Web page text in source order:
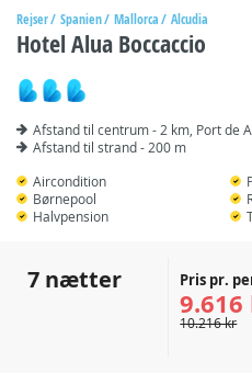
Rejser Spanien Mallorca Alcudia
Hotel Alua Boccaccio
Afstand til centrum - 2 km, Port de
Afstand til strand - 200 m
Aircondition
Børnepool
Halvpension
7 nætter Pris pr.
10.216 kr